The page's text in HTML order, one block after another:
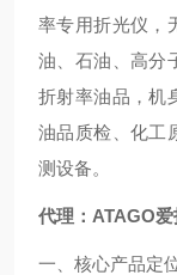
率专用折光仪，
油、石油、高分
折射率油品，机
油品质检、化工
测设备。
代理：ATAGO
一、核心产品定